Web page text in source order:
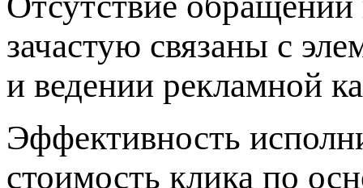
зачастую связаны с
и ведении рекламной
Эффективность
стоимость клика по